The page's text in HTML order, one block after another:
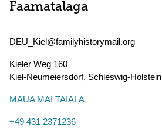
Faamatalaga
DEU_Kiel@familyhistorymail.org
Kieler Weg 160
Kiel-Neumeiersdorf, Schleswig-Holstein
MAUA MAI TAIALA
+49 431 2371236